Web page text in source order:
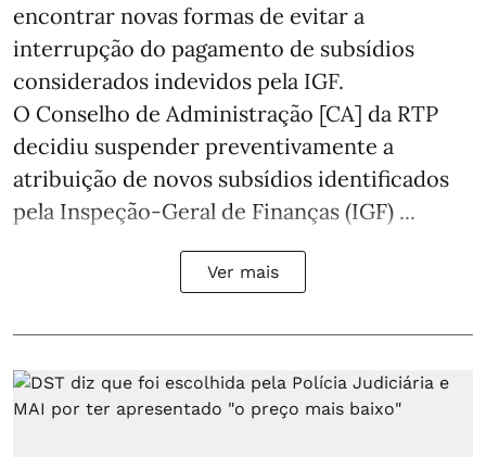
encontrar novas formas de evitar a
interrupção do pagamento de subsídios
considerados indevidos pela IGF.
O Conselho de Administração [CA] da RTP
decidiu suspender preventivamente a
atribuição de novos subsídios identificados
pela Inspeção-Geral de Finanças (IGF) ...
Ver mais